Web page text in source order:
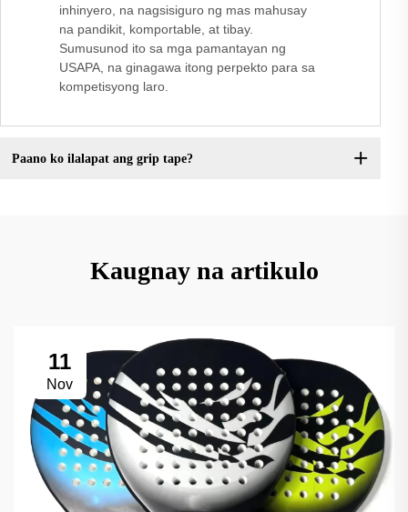
inhinyero, na nagsisiguro ng mas mahusay
na pandikit, komportable, at tibay.
Sumusunod ito sa mga pamantayan ng
USAPA, na ginagawa itong perpekto para sa
kompetisyong laro.
Paano ko ilalapat ang grip tape?
Kaugnay na artikulo
11
Nov